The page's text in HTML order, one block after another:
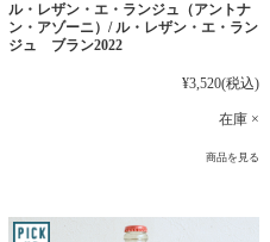
ル・レザン・エ・ランジュ（アントナ
ン・アゾーニ）/ ル・レザン・エ・ラン
ジュ ブラン2022
¥3,520(税込)
在庫 ×
商品を見る